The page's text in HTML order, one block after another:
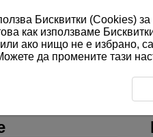
Комуникационни функции
Бисквитки (Cookies)
как използваме
или ако нищо не е избрано,
да промените тази